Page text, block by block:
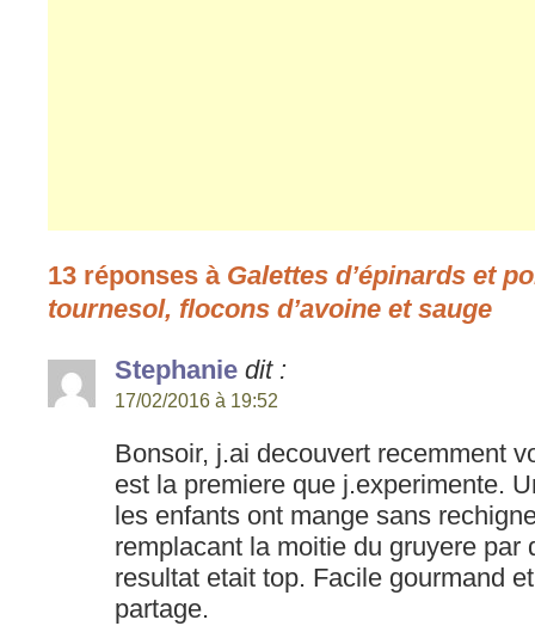
13 réponses à Galettes d’épinards et
tournesol, flocons d’avoine et sauge
Stephanie dit :
17/02/2016 à 19:52
Bonsoir, j.ai decouvert recemment
est la premiere que j.experimente.
les enfants ont mange sans
remplacant la moitie du gruyere par
resultat etait top. Facile gourmand
partage.